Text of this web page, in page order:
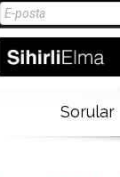
Sorular